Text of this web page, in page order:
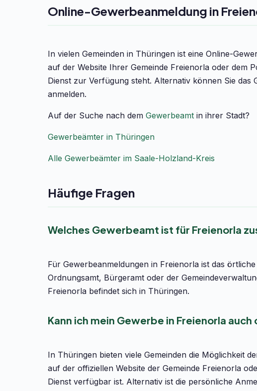
Online-Gewerbeanmeldung in
In vielen Gemeinden in Thüringen ist eine Online-
auf der Website Ihrer Gemeinde Freienorla oder dem
Dienst zur Verfügung steht. Alternativ können Sie
anmelden.
Auf der Suche nach dem Gewerbeamt in ihrer Stadt?
Gewerbeämter in Thüringen
Alle Gewerbeämter im Saale-Holzland-Kreis
Häufige Fragen
Welches Gewerbeamt ist für Freienorla
Für Gewerbeanmeldungen in Freienorla ist das
Ordnungsamt, Bürgeramt oder der
Freienorla befindet sich in Thüringen.
Kann ich mein Gewerbe in Freienorla auch
In Thüringen bieten viele Gemeinden die Möglichkeit
auf der offiziellen Website der Gemeinde Freienorla
Dienst verfügbar ist. Alternativ ist die persönliche